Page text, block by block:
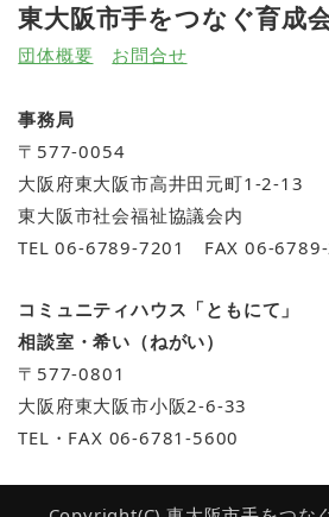
東大阪市手をつなぐ育成
団体概要 お問合せ
事務局
〒577-0054
大阪府東大阪市高井田元町1-2-13
東大阪市社会福祉協議会内
TEL 06-6789-7201 FAX 06-
コミュニティハウス「ともにて」
相談室・希い（ねがい）
〒577-0801
大阪府東大阪市小阪2-6-33
TEL・FAX 06-6781-5600